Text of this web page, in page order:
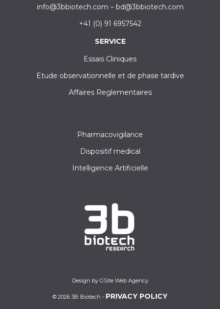
info@3bbiotech.com – bd@3bbiotech.com
+41 (0) 91 6957542
SERVICE
Essais Cliniques
Etude observationnelle et de phase tardive
Affaires Reglementaires
Pharmacovigilance
Dispositif medical
Intelligence Artificielle
Design by GSite Web Agency
© 2026 3B Biotech - PRIVACY POLICY